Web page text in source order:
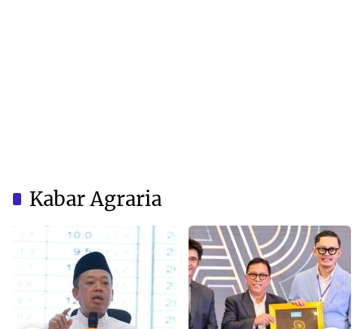
Kabar Agraria